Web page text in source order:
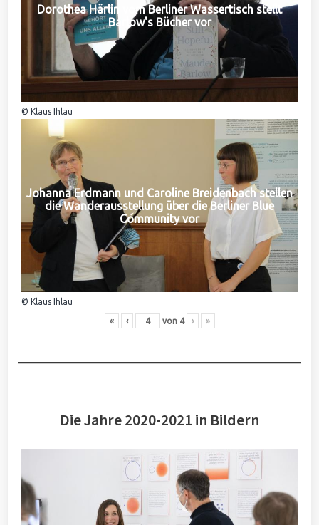
Dorothea Härlin vom Berliner Wassertisch stellt
Barlow's Bücher vor
© Klaus Ihlau
Johanna Erdmann und Caroline Breidenbach stellen
die Wanderausstellung über die Berliner Blue
Community vor
© Klaus Ihlau
« ‹ von 4 › »
Die Jahre 2020-2021 in Bildern